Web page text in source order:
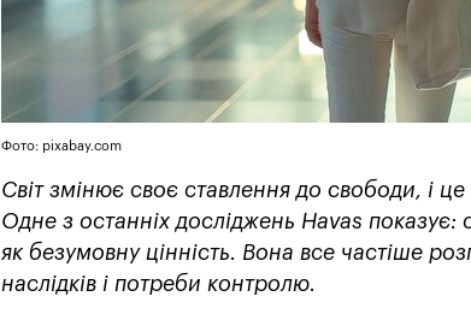
Фото: pixabay.com
Світ змінює своє ставлення до свободи, і
Одне з останніх досліджень Havas
як безумовну цінність. Вона все частіше
наслідків і потреби контролю.